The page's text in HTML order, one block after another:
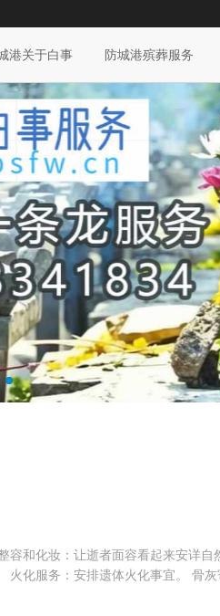
港关于白事 防城港殡葬服务
和化妆：让逝者面容看起来安详
化服务：安排遗体火化事宜。 骨